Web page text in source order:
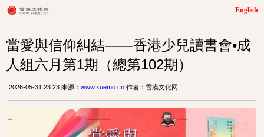
English
當愛與信仰糾結——香港少兒讀書會•成
人組六月第1期（總第102期）
2026-05-31 23:23 来源： www.xuemo.cn 作者：雪漠文化网